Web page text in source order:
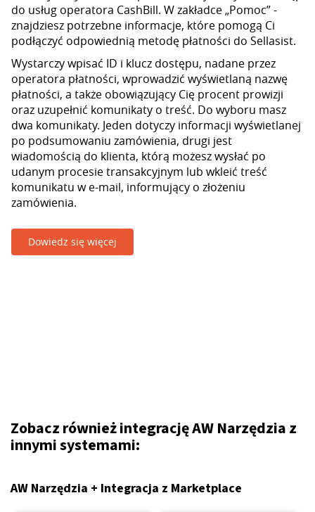
do usług operatora CashBill. W zakładce „Pomoc” -
znajdziesz potrzebne informacje, które pomogą Ci
podłączyć odpowiednią metodę płatności do Sellasist.
Wystarczy wpisać ID i klucz dostępu, nadane przez
operatora płatności, wprowadzić wyświetlaną nazwę
płatności, a także obowiązujący Cię procent prowizji
oraz uzupełnić komunikaty o treść. Do wyboru masz
dwa komunikaty. Jeden dotyczy informacji wyświetlanej
po podsumowaniu zamówienia, drugi jest
wiadomością do klienta, którą możesz wysłać po
udanym procesie transakcyjnym lub wkleić treść
komunikatu w e-mail, informujący o złożeniu
zamówienia.
Dowiedz się więcej
Zobacz również integrację AW Narzędzia z
innymi systemami:
AW Narzędzia + Integracja z Marketplace